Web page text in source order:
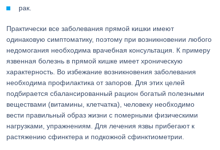
рак.
Практически все заболевания прямой кишки имеют
одинаковую симптоматику, поэтому при возникновении любого
недомогания необходима врачебная консультация. К примеру
язвенная болезнь в прямой кишке имеет хроническую
характерность. Во избежание возникновения заболевания
необходима профилактика от запоров. Для этих целей
подбирается сбалансированный рацион богатый полезными
веществами (витамины, клетчатка), человеку необходимо
вести правильный образ жизни с померными физическими
нагрузками, упражнениям. Для лечения язвы прибегают к
растяжению сфинктера и подкожной сфинктиометрии.